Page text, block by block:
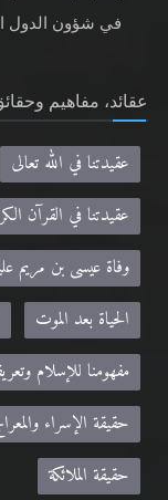
في شؤون الدول
عقائد، مفاهيم
عقيدتنا في الله تعالى
عقيدتنا في القرآن
وفاة عيسى بن مريم
الحياة بعد الموت
مفهومنا للإسلام
حقيقة الإسراء
حقيقة الملائكة